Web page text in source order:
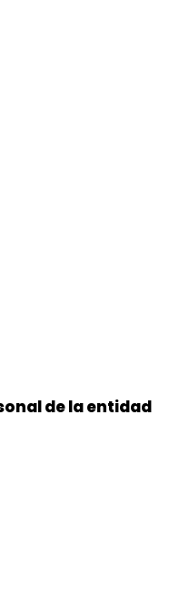
de la entidad